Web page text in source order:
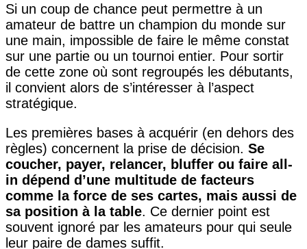
Si un coup de chance peut permettre à un
amateur de battre un champion du monde sur
une main, impossible de faire le même constat
sur une partie ou un tournoi entier. Pour sortir
de cette zone où sont regroupés les débutants,
il convient alors de s’intéresser à l’aspect
stratégique.
Les premières bases à acquérir (en dehors des
règles) concernent la prise de décision. Se
coucher, payer, relancer, bluffer ou faire all-
in dépend d’une multitude de facteurs
comme la force de ses cartes, mais aussi de
sa position à la table. Ce dernier point est
souvent ignoré par les amateurs pour qui seule
leur paire de dames suffit.